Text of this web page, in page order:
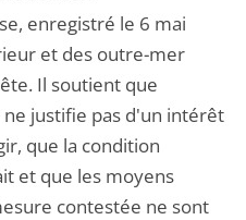
enregistré le 6 mai
et des outre-mer
Il soutient que
ne justifie pas d'un intérêt
que la condition
et que les moyens
contestée ne sont